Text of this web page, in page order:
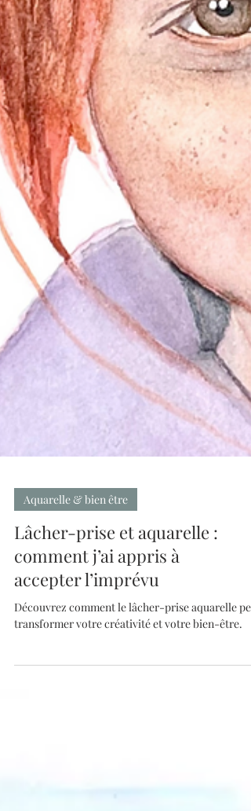
Aquarelle & bien être
Lâcher-prise et aquarelle :
comment j’ai appris à
accepter l’imprévu